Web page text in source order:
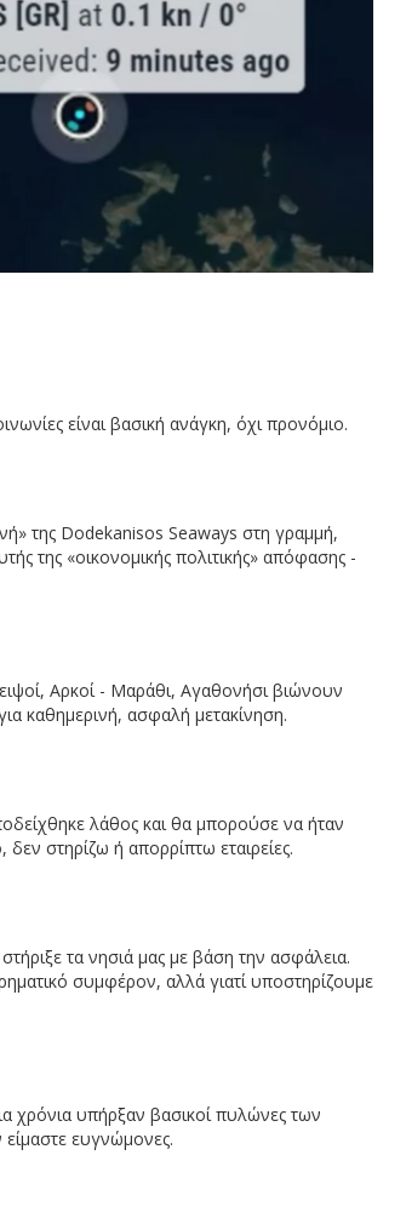
είναι βασική ανάγκη, όχι προνόμιο.
της Dodekanisos Seaways στη γραμμή,
της «οικονομικής πολιτικής» απόφασης -
Αρκοί - Μαράθι, Αγαθονήσι βιώνουν
καθημερινή, ασφαλή μετακίνηση.
λάθος και θα μπορούσε να ήταν
δεν στηρίζω ή απορρίπτω εταιρείες.
τα νησιά μας με βάση την ασφάλεια.
συμφέρον, αλλά γιατί υποστηρίζουμε
υπήρξαν βασικοί πυλώνες των
ευγνώμονες.